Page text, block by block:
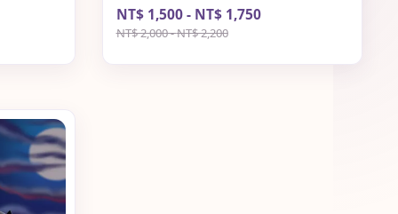
Sale
price
NT$ 1,500- NT$ 1,750
NT$ 2,000-NT$ 2,200